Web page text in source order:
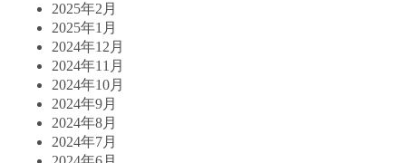
2025年2月
2025年1月
2024年12月
2024年11月
2024年10月
2024年9月
2024年8月
2024年7月